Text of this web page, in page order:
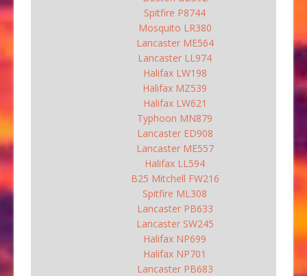
Spitfire P8744
Mosquito LR380
Lancaster ME564
Lancaster LL974
Halifax LW198
Halifax MZ539
Halifax LW621
Typhoon MN879
Lancaster ED908
Lancaster ME557
Halifax LL594
B25 Mitchell FW216
Spitfire ML308
Lancaster PB633
Lancaster SW245
Halifax NP699
Halifax NP701
Lancaster PB683